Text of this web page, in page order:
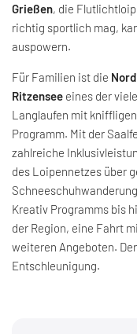
Grießen, die
richtig sportlich mag,
auspowern.
Für Familien ist die
Ritzensee eines der
Langlaufen mit
Programm. Mit der
zahlreiche
des Loipennetzes über
Kreativ Programms bis
der Region, eine Fahrt
weiteren Angeboten.
Entschleunigung.